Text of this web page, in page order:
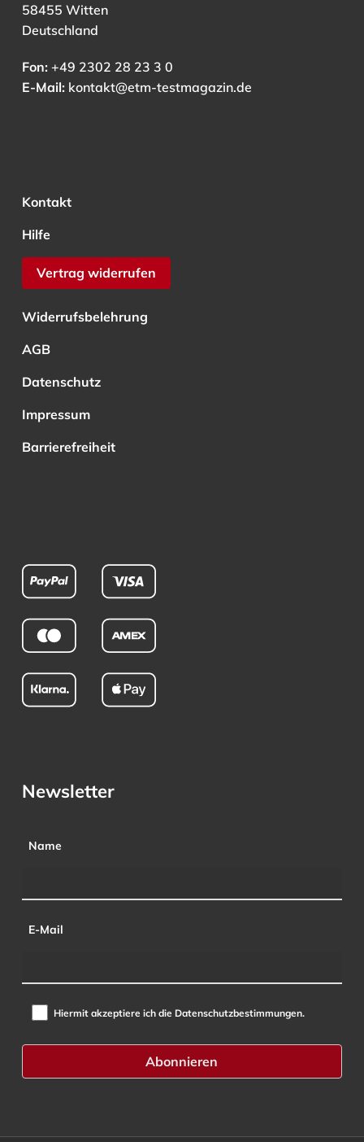
58455 Witten
Deutschland
Fon:+49 2302 28 23 3 0
E-Mail: kontakt@etm-testmagazin.de
Kontakt
Hilfe
Vertrag widerrufen
Widerrufsbelehrung
AGB
Datenschutz
Impressum
Barrierefreiheit
Newsletter
Name
E-Mail
Hiermit akzeptiere ich die Datenschutzbestimmungen.